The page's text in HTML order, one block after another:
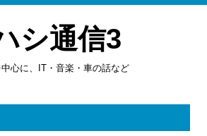
シ通信3
心に、IT・音楽・車の話など